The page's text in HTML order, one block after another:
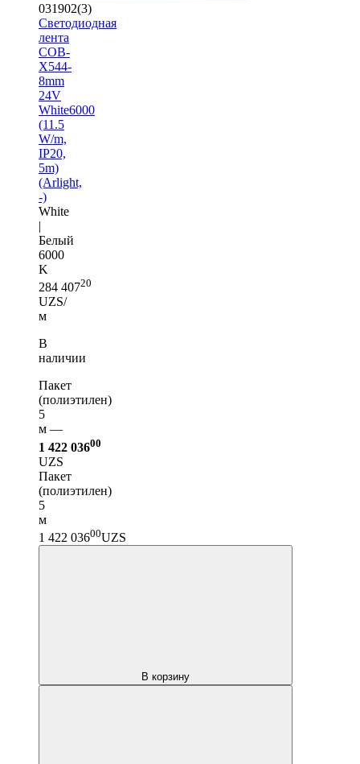
031902(3)
Светодиодная
лента
COB-
X544-
8mm
24V
White6000
(11.5
W/m,
IP20,
5m)
(Arlight,
-)
White
|
Белый
6000
K
284 40720
UZS/
м
В
наличии
Пакет
(полиэтилен)
5
м —
1 422 03600
UZS
Пакет
(полиэтилен)
5
м
1 422 03600UZS
В корзину